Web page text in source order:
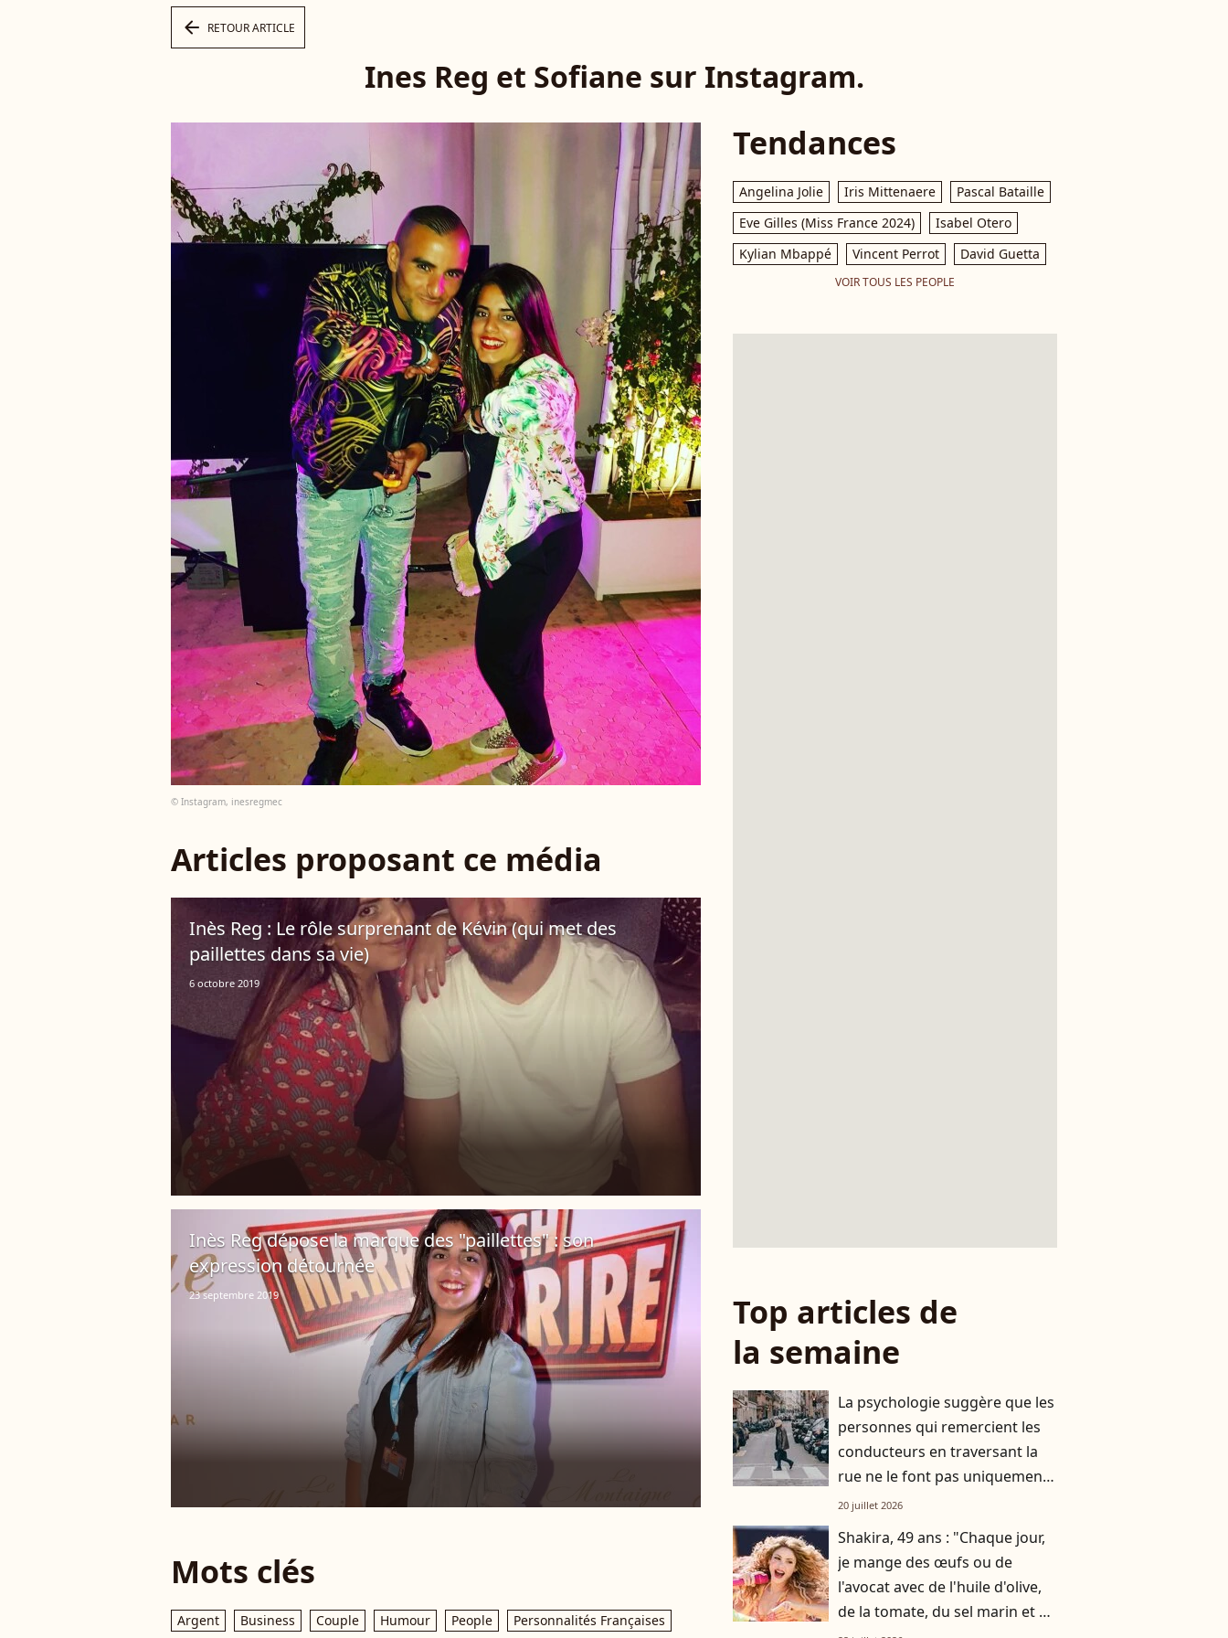
arrow_left RETOUR ARTICLE
Ines Reg et Sofiane sur Instagram.
© Instagram, inesregmec
Articles proposant ce média
Inès Reg : Le rôle surprenant de Kévin (qui met des
paillettes dans sa vie)
6 octobre 2019
Inès Reg dépose la marque des "paillettes" : son
expression détournée
23 septembre 2019
Mots clés
Argent Business Couple Humour People Personnalités Françaises
Tendances
Angelina Jolie Iris Mittenaere
Pascal Bataille
Eve Gilles (Miss France 2024)
Isabel Otero
Kylian Mbappé
Vincent Perrot David Guetta
VOIR TOUS LES PEOPLE
Top articles de
la semaine
La psychologie suggère que les
personnes qui remercient les
conducteurs en traversant la
rue ne le font pas uniquement
par gratitude
20 juillet 2026
Shakira, 49 ans : "Chaque jour,
je mange des œufs ou de
l'avocat avec de l'huile d'olive,
de la tomate, du sel marin et un